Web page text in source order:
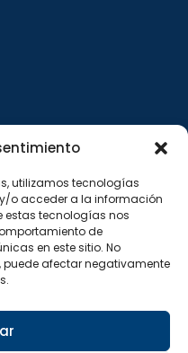
utilizamos tecnologías
o acceder a la información
estas tecnologías nos
de
en este sitio. No
puede afectar negativamente